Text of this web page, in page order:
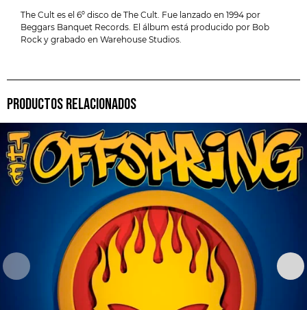
The Cult es el 6º disco de The Cult. Fue lanzado en 1994 por
Beggars Banquet Records. El álbum está producido por Bob
Rock y grabado en Warehouse Studios.
PRODUCTOS RELACIONADOS